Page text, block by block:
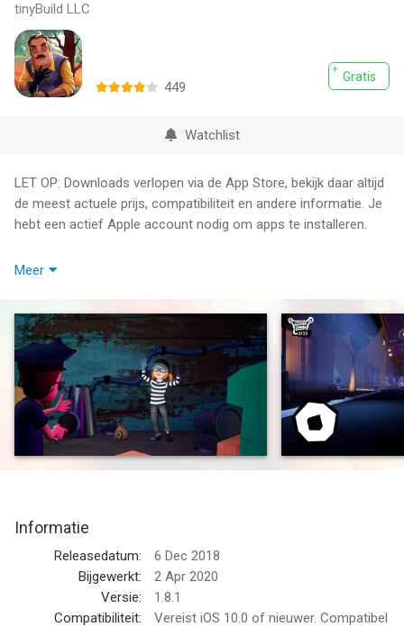
tinyBuild LLC
Gratis
449
Watchlist
LET OP: Downloads verlopen via de App Store, bekijk daar altijd
de meest actuele prijs, compatibiliteit en andere informatie. Je
hebt een actief Apple account nodig om apps te installeren.
Hello Neighbor: Verstoppertje is een dramatische prequel van
beiden het verlies van een familielid verwerken. De game
verduidelijkt de gebeurtenissen die voorafgingen aan de
originele Stealth Horror-topper Hello Neighbor.
* Ondersteunde apparaten: iPhone 6s, iPad 5 (2017), iPad Air 2,
iPad Mini 4 of nieuwere apparaten. iPod Touches worden niet
ondersteund *
Hello Neighbor Hide & Seek van tinyBuild LLC is een app voor
iPhone, iPad en iPod touch met iOS versie 10.0 of hoger,
geschikt bevonden voor gebruikers met leeftijden vanaf
Informatie voor Hello Neighbor Hide & Seekis het laatst
Meer
Informatie
Releasedatum:
6 Dec 2018
Bijgewerkt:
2 Apr 2020
Versie:
1.8.1
Compatibiliteit:
Vereist iOS 10.0 of nieuwer. Compatibel